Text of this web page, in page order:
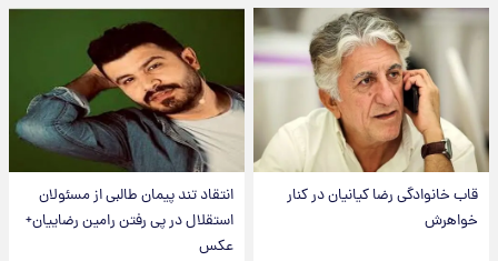
قاب خانوادگی رضا کیانیان در کنار
خواهرش
انتقاد تند پیمان طالبی از مسئولان
استقلال در پی رفتن رامین رضاییان+
عکس